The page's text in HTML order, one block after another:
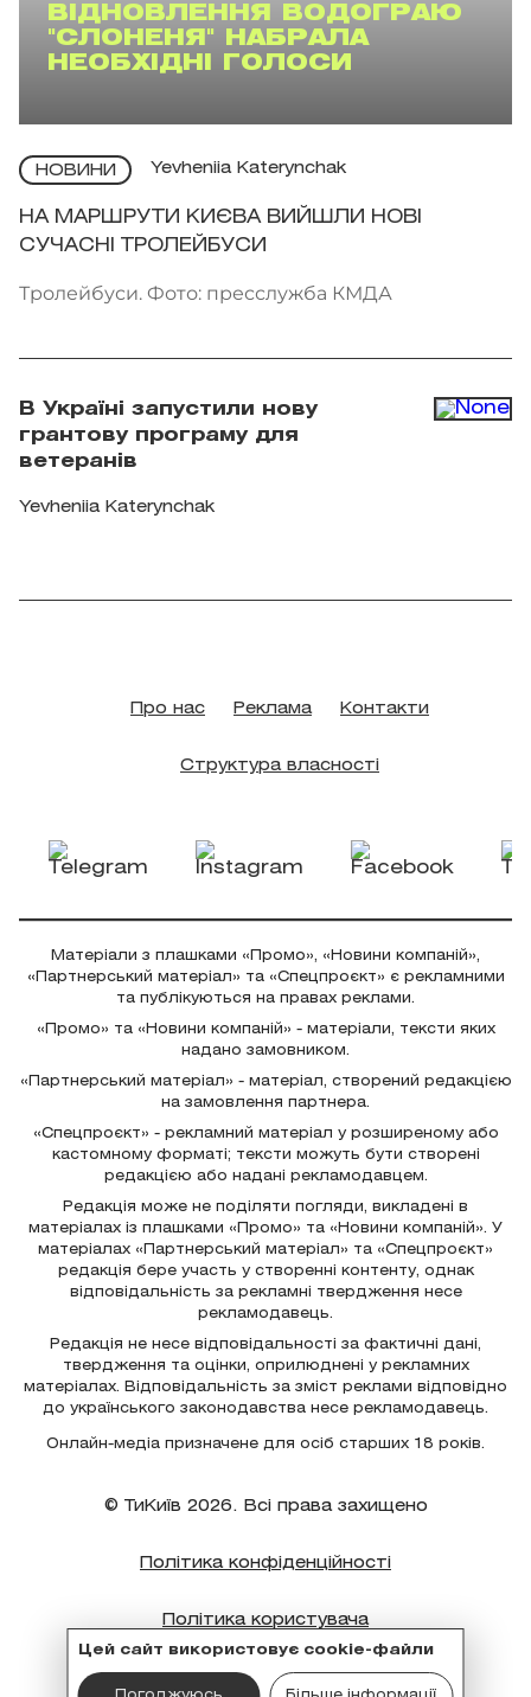
ВІДНОВЛЕННЯ ВОДОГРАЮ
"СЛОНЕНЯ" НАБРАЛА
НЕОБХІДНІ ГОЛОСИ
НОВИНИ Yevheniia Katerynchak
НА МАРШРУТИ КИЄВА ВИЙШЛИ НОВІ
СУЧАСНІ ТРОЛЕЙБУСИ
Тролейбуси. Фото: пресслужба КМДА
В Україні запустили нову
грантову програму для
ветеранів
Yevheniia Katerynchak
Цей сайт використовує cookie-файли
Про нас Реклама Контакти
Структура власності
Матеріали з плашками «Промо», «Новини компаній»,
«Партнерський матеріал» та «Спецпроєкт» є рекламними
та публікуються на правах реклами.
«Промо» та «Новини компаній» - матеріали, тексти яких
надано замовником.
«Партнерський матеріал» - матеріал, створений редакцією
на замовлення партнера.
«Спецпроєкт» - рекламний матеріал у розширеному або
кастомному форматі; тексти можуть бути створені
редакцією або надані рекламодавцем.
Редакція може не поділяти погляди, викладені в
матеріалах із плашками «Промо» та «Новини компаній». У
матеріалах «Партнерський матеріал» та «Спецпроєкт»
редакція бере участь у створенні контенту, однак
відповідальність за рекламні твердження несе
рекламодавець.
Редакція не несе відповідальності за фактичні дані,
твердження та оцінки, оприлюднені у рекламних
матеріалах. Відповідальність за зміст реклами відповідно
до українського законодавства несе рекламодавець.
Онлайн-медіа призначене для осіб старших 18 років.
© ТиКиїв 2026. Всі права захищено
Політика конфіденційності
Політика користувача
Політика cookie